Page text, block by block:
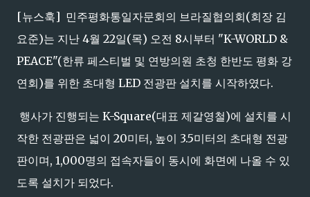
[뉴스훅] 민주평화통일자문회의 브라질협의회(회장 김
요준)는 지난 4월 22일(목) 오전 8시부터 "K-WORLD &
PEACE"(한류 페스티벌 및 연방의원 초청 한반도 평화 강
연회)를 위한 초대형 LED 전광판 설치를 시작하였다.
행사가 진행되는 K-Square(대표 제갈영철)에 설치를 시
작한 전광판은 넓이 20미터, 높이 3.5미터의 초대형 전광
판이며, 1,000명의 접속자들이 동시에 화면에 나올 수 있
도록 설치가 되었다.